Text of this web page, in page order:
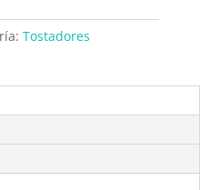
Tostadores